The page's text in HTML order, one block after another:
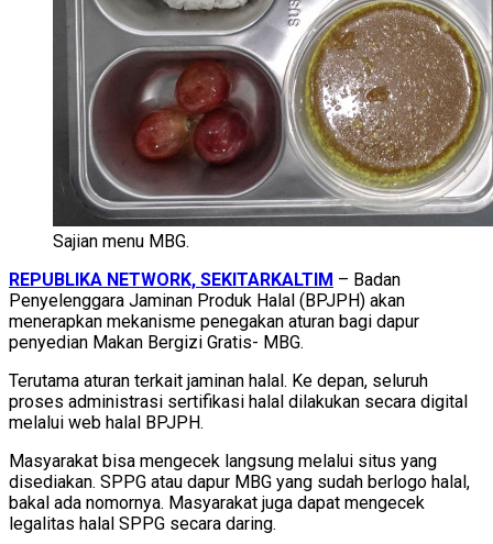
Sajian menu MBG.
REPUBLIKA NETWORK, SEKITARKALTIM – Badan
Penyelenggara Jaminan Produk Halal (BPJPH) akan
menerapkan mekanisme penegakan aturan bagi dapur
penyedian Makan Bergizi Gratis- MBG.
Terutama aturan terkait jaminan halal. Ke depan, seluruh
proses administrasi sertifikasi halal dilakukan secara digital
melalui web halal BPJPH.
Masyarakat bisa mengecek langsung melalui situs yang
disediakan. SPPG atau dapur MBG yang sudah berlogo halal,
bakal ada nomornya. Masyarakat juga dapat mengecek
legalitas halal SPPG secara daring.